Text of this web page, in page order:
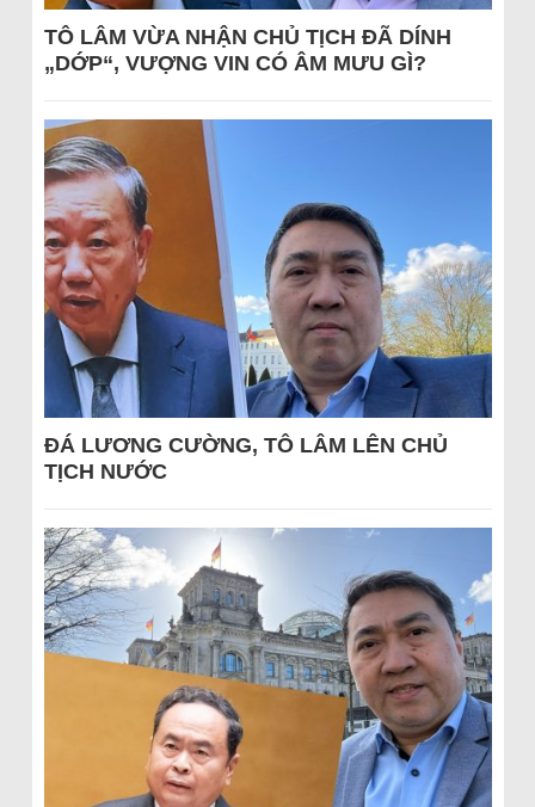
TÔ LÂM VỪA NHẬN CHỦ TỊCH ĐÃ DÍNH
„DỚP“, VƯỢNG VIN CÓ ÂM MƯU GÌ?
ĐÁ LƯƠNG CƯỜNG, TÔ LÂM LÊN CHỦ
TỊCH NƯỚC